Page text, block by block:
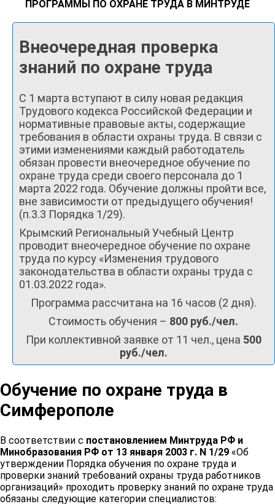
ПРОГРАММЫ ПО ОХРАНЕ ТРУДА В МИНТРУДЕ
Внеочередная проверка
знаний по охране труда
С 1 марта вступают в силу новая редакция
Трудового кодекса Российской Федерации и
нормативные правовые акты, содержащие
требования в области охраны труда. В связи с
этими изменениями каждый работодатель
обязан провести внеочередное обучение по
охране труда среди своего персонала до 1
марта 2022 года. Обучение должны пройти все,
вне зависимости от предыдущего обучения!
(п.3.3 Порядка 1/29).
Крымский Региональный Учебный Центр
проводит внеочередное обучение по охране
труда по курсу «Изменения трудового
законодательства в области охраны труда с
01.03.2022 года».
Программа рассчитана на 16 часов (2 дня).
Стоимость обучения – 800 руб./чел.
При коллективной заявке от 11 чел., цена 500
руб./чел.
Обучение по охране труда в
Симферополе
В соответствии с постановлением Минтруда РФ и
Минобразования РФ от 13 января 2003 г. N 1/29 «Об
утверждении Порядка обучения по охране труда и
проверки знаний требований охраны труда работников
организаций» проходить проверку знаний по охране труда
обязаны следующие категории специалистов: